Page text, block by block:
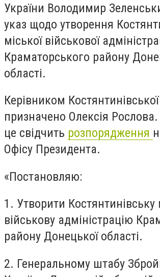
України Володимир
указ щодо утворення
міської військової
Краматорського району
області.
Керівником
призначено Олексія
це свідчить розпорядження
Офісу Президента.
«Постановляю:
1. Утворити Костянтинівську
військову адміністрацію
району Донецької області.
2. Генеральному штабу